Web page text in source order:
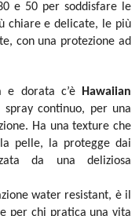
e 50 per soddisfare le
chiare e delicate, le più
con una protezione ad
e dorata c’è
Hawaiian
continuo, per una
Ha una texture che
pelle, la protegge dai
da una deliziosa
water resistant, è il
per chi pratica una vita